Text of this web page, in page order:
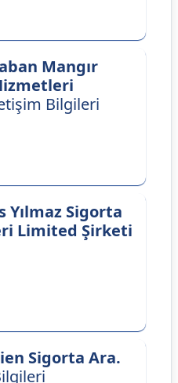
Mangır
Bilgileri
Yılmaz Sigorta
Limited Şirketi
Sigorta Ara.